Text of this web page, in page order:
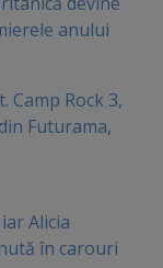
anului
Camp Rock 3,
Futurama,
Alicia
în carouri